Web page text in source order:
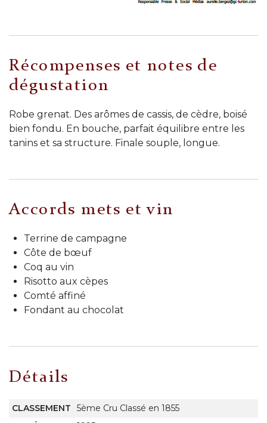
Récompenses et notes de
dégustation
Robe grenat. Des arômes de cassis, de cèdre, boisé
bien fondu. En bouche, parfait équilibre entre les
tanins et sa structure. Finale souple, longue.
Accords mets et vin
Terrine de campagne
Côte de bœuf
Coq au vin
Risotto aux cèpes
Comté affiné
Fondant au chocolat
Détails
CLASSEMENT
5ème Cru Classé en 1855